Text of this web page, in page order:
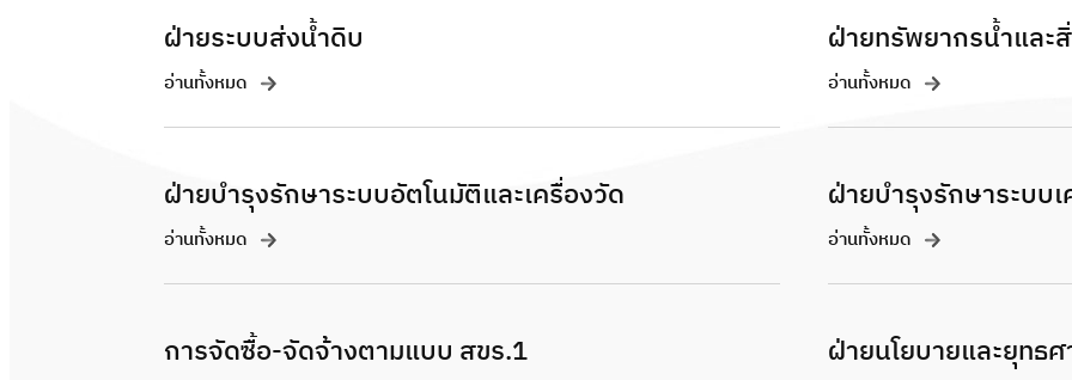
ฝ่ายระบบส่งน้ำดิบ
อ่านทั้งหมด
ฝ่ายทรัพยากรน้ำและ
อ่านทั้งหมด
ฝ่ายบำรุงรักษาระบบอัตโนมัติและเครื่องวัด
อ่านทั้งหมด
ฝ่ายบำรุงรักษาระบบ
อ่านทั้งหมด
การจัดซื้อ-จัดจ้างตามแบบ สขร.1 ฝ่ายนโยบายและยุทธ